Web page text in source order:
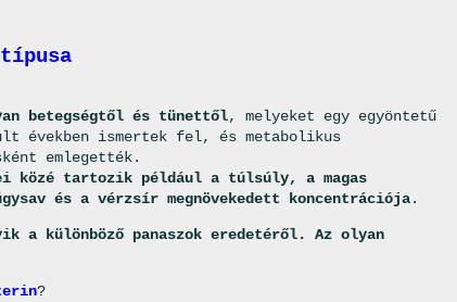
betegségtől és tünettől, melyeket egy egyöntetű
években ismertek fel, és metabolikus
emlegették.
közé tartozik például a túlsúly, a magas
és a vérzsír megnövekedett koncentrációja.
a különböző panaszok eredetéről. Az olyan
?